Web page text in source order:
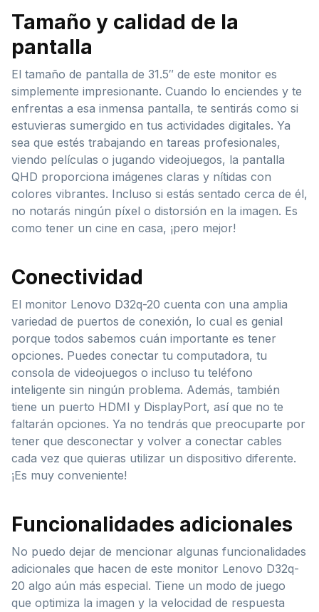
Tamaño y calidad de la
pantalla
El tamaño de pantalla de 31.5″ de este monitor es
simplemente impresionante. Cuando lo enciendes y te
enfrentas a esa inmensa pantalla, te sentirás como si
estuvieras sumergido en tus actividades digitales. Ya
sea que estés trabajando en tareas profesionales,
viendo películas o jugando videojuegos, la pantalla
QHD proporciona imágenes claras y nítidas con
colores vibrantes. Incluso si estás sentado cerca de él,
no notarás ningún píxel o distorsión en la imagen. Es
como tener un cine en casa, ¡pero mejor!
Conectividad
El monitor Lenovo D32q-20 cuenta con una amplia
variedad de puertos de conexión, lo cual es genial
porque todos sabemos cuán importante es tener
opciones. Puedes conectar tu computadora, tu
consola de videojuegos o incluso tu teléfono
inteligente sin ningún problema. Además, también
tiene un puerto HDMI y DisplayPort, así que no te
faltarán opciones. Ya no tendrás que preocuparte por
tener que desconectar y volver a conectar cables
cada vez que quieras utilizar un dispositivo diferente.
¡Es muy conveniente!
Funcionalidades adicionales
No puedo dejar de mencionar algunas funcionalidades
adicionales que hacen de este monitor Lenovo D32q-
20 algo aún más especial. Tiene un modo de juego
que optimiza la imagen y la velocidad de respuesta